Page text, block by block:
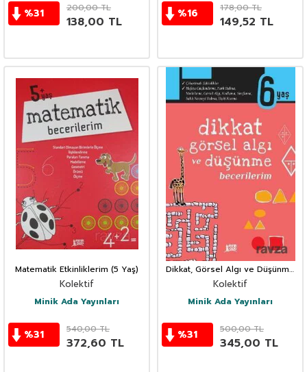
%31 200,00TL
138,00 TL
%16 178,00TL
149,52 TL
Matematik Etkinliklerim (5 Yaş)
Kolektif
Minik Ada Yayınları
%31 540,00TL
372,60 TL
Dikkat, Görsel Algı ve Düşünme
Becerilerim (6 Yaş)
Kolektif
Minik Ada Yayınları
%31 500,00TL
345,00 TL